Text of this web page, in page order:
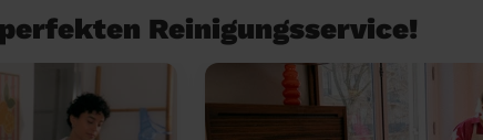
Reinigungsservice!